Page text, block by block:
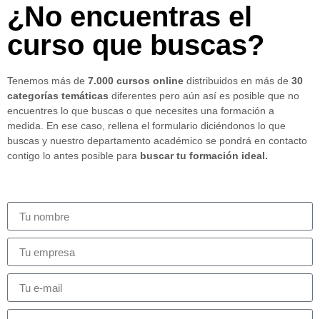
¿No encuentras el
curso que buscas?
Tenemos más de 7.000 cursos online distribuidos en más de 30
categorías temáticas diferentes pero aún así es posible que no
encuentres lo que buscas o que necesites una formación a
medida. En ese caso, rellena el formulario diciéndonos lo que
buscas y nuestro departamento académico se pondrá en contacto
contigo lo antes posible para buscar tu formación ideal.